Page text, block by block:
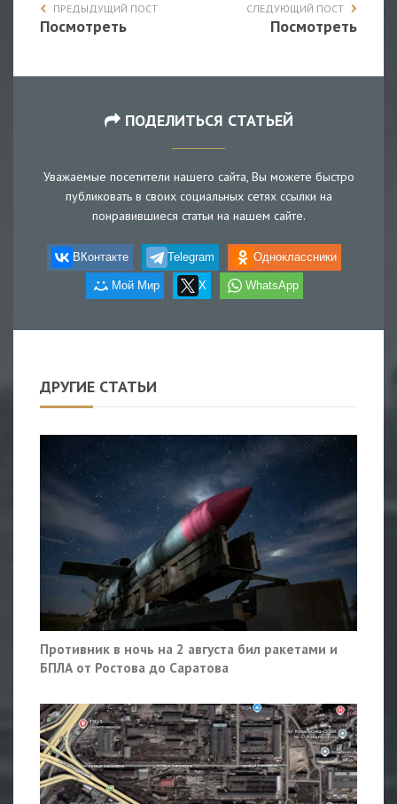
ПРЕДЫДУЩИЙ ПОСТ
Посмотреть
СЛЕДУЮЩИЙ ПОСТ
Посмотреть
ПОДЕЛИТЬСЯ СТАТЬЕЙ
Уважаемые посетители нашего сайта, Вы можете быстро
публиковать в своих социальных сетях ссылки на
понравившиеся статьи на нашем сайте.
ВКонтакте Telegram Одноклассники
Мой Мир X WhatsApp
ДРУГИЕ СТАТЬИ
Противник в ночь на 2 августа бил ракетами и
БПЛА от Ростова до Саратова